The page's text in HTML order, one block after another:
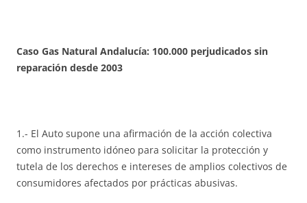
Caso Gas Natural Andalucía: 100.000 perjudicados sin
reparación desde 2003
1.- El Auto supone una afirmación de la acción colectiva
como instrumento idóneo para solicitar la protección y
tutela de los derechos e intereses de amplios colectivos de
consumidores afectados por prácticas abusivas.